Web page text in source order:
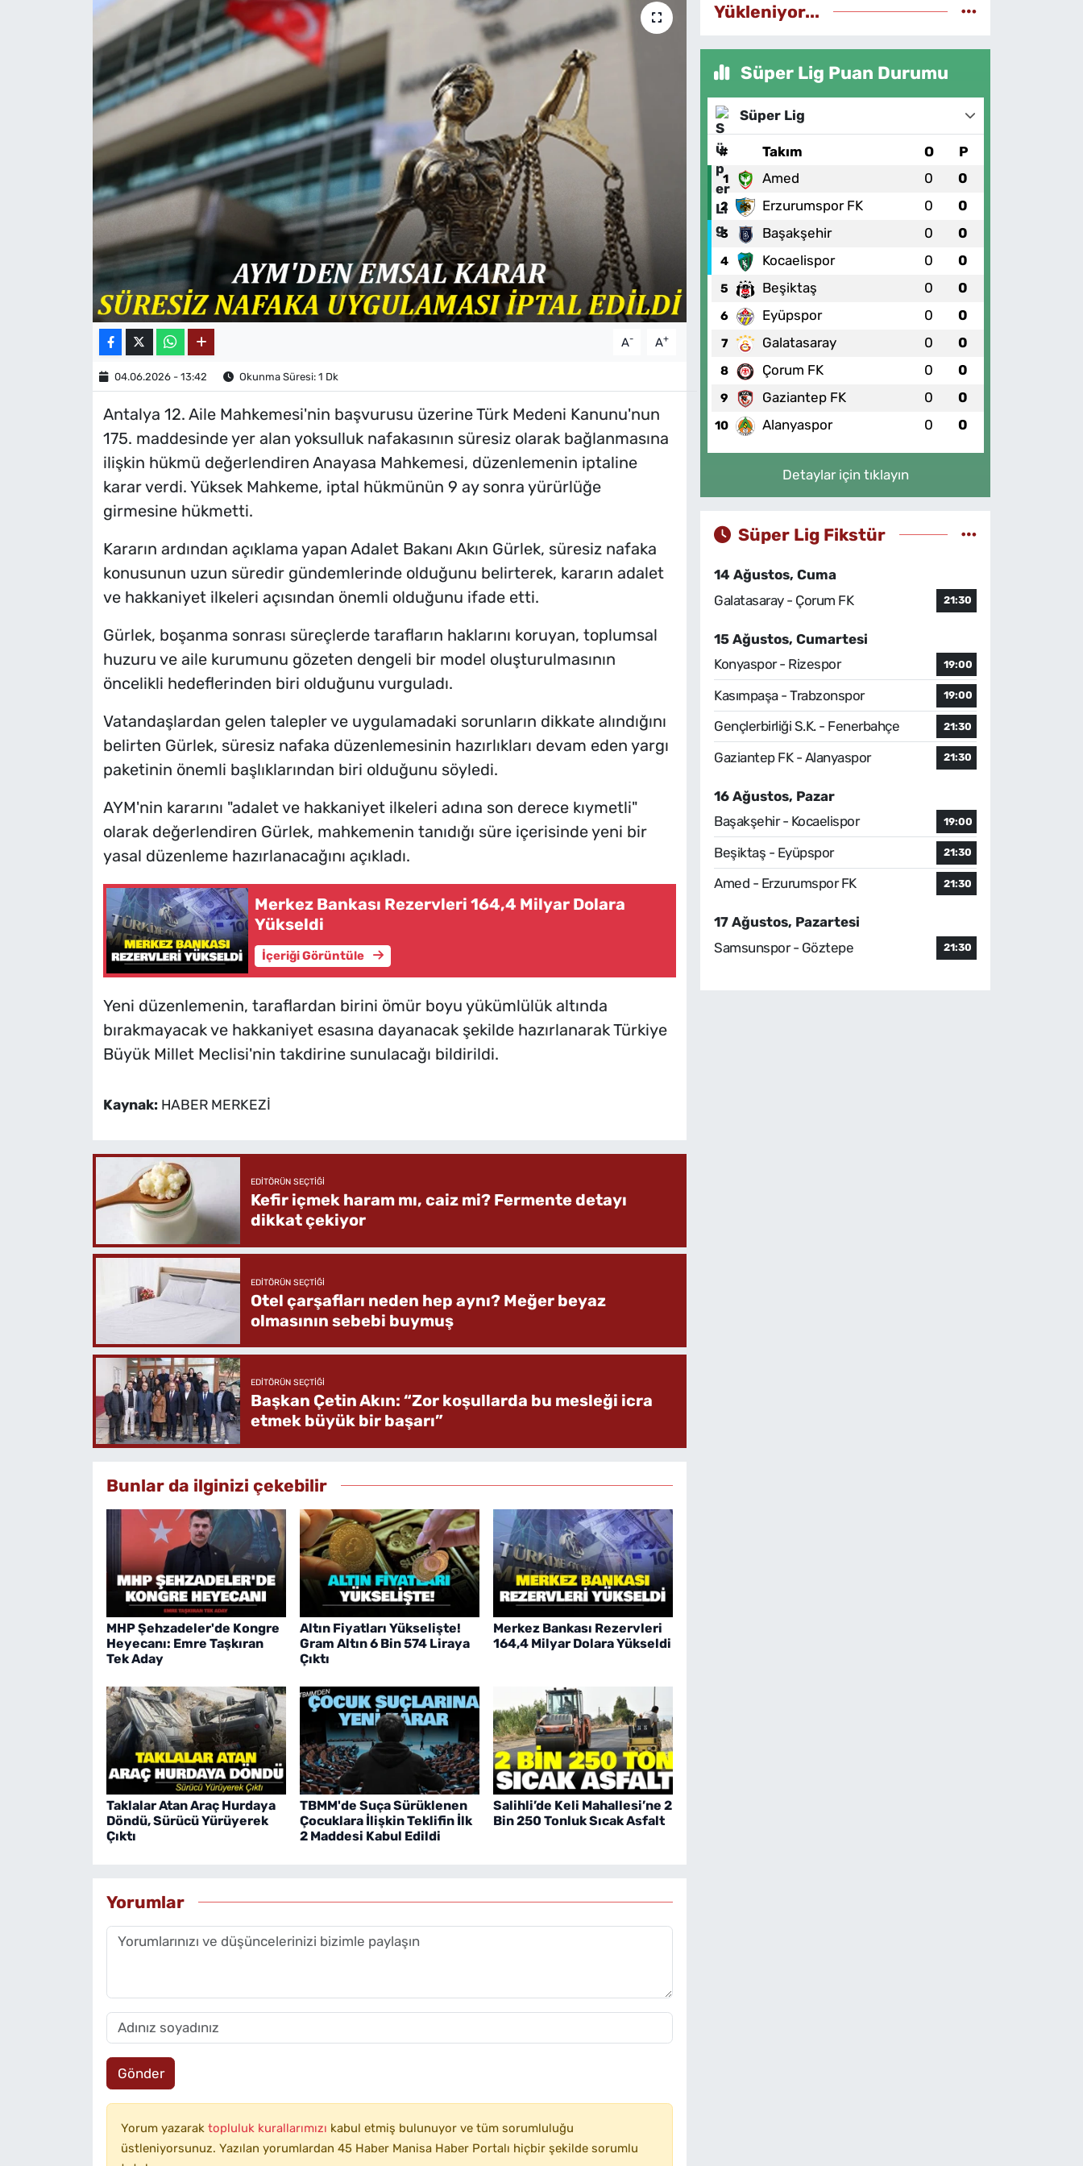
A- A+
04.06.2026 - 13:42 Okunma Süresi: 1 Dk
Antalya 12. Aile Mahkemesi'nin başvurusu üzerine Türk Medeni Kanunu'nun
175. maddesinde yer alan yoksulluk nafakasının süresiz olarak bağlanmasına
ilişkin hükmü değerlendiren Anayasa Mahkemesi, düzenlemenin iptaline
karar verdi. Yüksek Mahkeme, iptal hükmünün 9 ay sonra yürürlüğe
girmesine hükmetti.
Kararın ardından açıklama yapan Adalet Bakanı Akın Gürlek, süresiz nafaka
konusunun uzun süredir gündemlerinde olduğunu belirterek, kararın adalet
ve hakkaniyet ilkeleri açısından önemli olduğunu ifade etti.
Gürlek, boşanma sonrası süreçlerde tarafların haklarını koruyan, toplumsal
huzuru ve aile kurumunu gözeten dengeli bir model oluşturulmasının
öncelikli hedeflerinden biri olduğunu vurguladı.
Vatandaşlardan gelen talepler ve uygulamadaki sorunların dikkate alındığını
belirten Gürlek, süresiz nafaka düzenlemesinin hazırlıkları devam eden yargı
paketinin önemli başlıklarından biri olduğunu söyledi.
AYM'nin kararını "adalet ve hakkaniyet ilkeleri adına son derece kıymetli"
olarak değerlendiren Gürlek, mahkemenin tanıdığı süre içerisinde yeni bir
yasal düzenleme hazırlanacağını açıkladı.
Merkez Bankası Rezervleri 164,4 Milyar Dolara
Yükseldi
İçeriği Görüntüle
Yeni düzenlemenin, taraflardan birini ömür boyu yükümlülük altında
bırakmayacak ve hakkaniyet esasına dayanacak şekilde hazırlanarak Türkiye
Büyük Millet Meclisi'nin takdirine sunulacağı bildirildi.
Kaynak: HABER MERKEZİ
EDITÖRÜN SEÇTIĞI
Kefir içmek haram mı, caiz mi? Fermente detayı
dikkat çekiyor
EDITÖRÜN SEÇTIĞI
Otel çarşafları neden hep aynı? Meğer beyaz
olmasının sebebi buymuş
EDITÖRÜN SEÇTIĞI
Başkan Çetin Akın: “Zor koşullarda bu mesleği icra
etmek büyük bir başarı”
Bunlar da ilginizi çekebilir
MHP Şehzadeler'de Kongre
Heyecanı: Emre Taşkıran
Tek Aday
Altın Fiyatları Yükselişte!
Gram Altın 6 Bin 574 Liraya
Çıktı
Merkez Bankası Rezervleri
164,4 Milyar Dolara Yükseldi
Taklalar Atan Araç Hurdaya
Döndü, Sürücü Yürüyerek
Çıktı
TBMM'de Suça Sürüklenen
Çocuklara İlişkin Teklifin İlk
2 Maddesi Kabul Edildi
Salihli’de Keli Mahallesi’ne 2
Bin 250 Tonluk Sıcak Asfalt
Yorumlar
Gönder
Yorum yazarak topluluk kurallarımızı kabul etmiş bulunuyor ve tüm sorumluluğu
üstleniyorsunuz. Yazılan yorumlardan 45 Haber Manisa Haber Portalı hiçbir şekilde sorumlu
Yükleniyor...
Süper Lig Puan Durumu
Süper Lig
# Takım O P
1 Amed 0 0
2 Erzurumspor FK 0 0
3 Başakşehir 0 0
4 Kocaelispor 0 0
5 Beşiktaş 0 0
6 Eyüpspor 0 0
7 Galatasaray 0 0
8 Çorum FK 0 0
9 Gaziantep FK 0 0
10 Alanyaspor 0 0
Detaylar için tıklayın
Süper Lig Fikstür
14 Ağustos, Cuma
Galatasaray - Çorum FK
21:30
15 Ağustos, Cumartesi
Konyaspor - Rizespor
19:00
Kasımpaşa - Trabzonspor 19:00
Gençlerbirliği S.K. - Fenerbahçe 21:30
Gaziantep FK - Alanyaspor 21:30
16 Ağustos, Pazar
Başakşehir - Kocaelispor
19:00
Beşiktaş - Eyüpspor 21:30
Amed - Erzurumspor FK 21:30
17 Ağustos, Pazartesi
Samsunspor - Göztepe
21:30